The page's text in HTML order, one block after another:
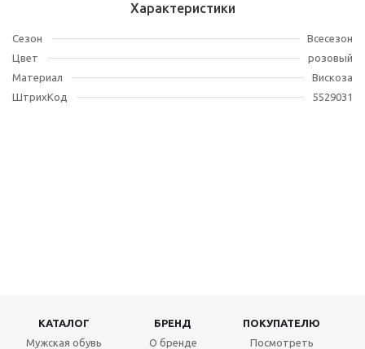
Характеристики
Сезон
Всесезон
Цвет
розовый
Материал
Вискоза
ШтрихКод
5529031
КАТАЛОГ БРЕНД
ПОКУПАТЕЛЮ
Мужская обувь
О бренде Посмотреть